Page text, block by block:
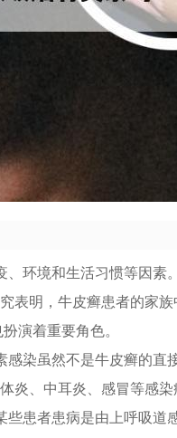
环境和生活习惯等因素
表明，牛皮癣患者的家
演着重要角色。
染虽然不是牛皮癣的直
炎、中耳炎、感冒等感染
患者患病是由上呼吸道